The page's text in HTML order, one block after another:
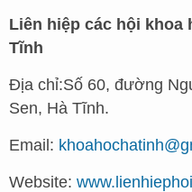
Liên hiệp các hội khoa
Tĩnh
Địa chỉ:Số 60, đường
Sen, Hà Tĩnh.
Email:
Website: